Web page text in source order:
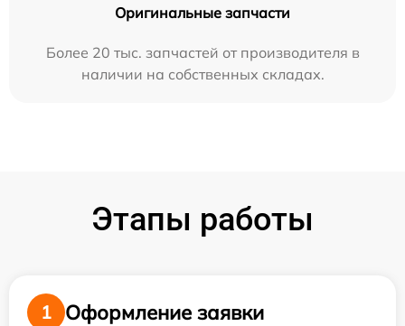
Оригинальные запчасти
Более 20 тыс. запчастей от производителя в
наличии на собственных складах.
Этапы работы
1
Оформление заявки